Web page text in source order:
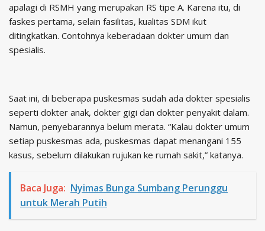
apalagi di RSMH yang merupakan RS tipe A. Karena itu, di
faskes pertama, selain fasilitas, kualitas SDM ikut
ditingkatkan. Contohnya keberadaan dokter umum dan
spesialis.
Saat ini, di beberapa puskesmas sudah ada dokter spesialis
seperti dokter anak, dokter gigi dan dokter penyakit dalam.
Namun, penyebarannya belum merata. “Kalau dokter umum
setiap puskesmas ada, puskesmas dapat menangani 155
kasus, sebelum dilakukan rujukan ke rumah sakit,” katanya.
Baca Juga: Nyimas Bunga Sumbang Perunggu
untuk Merah Putih